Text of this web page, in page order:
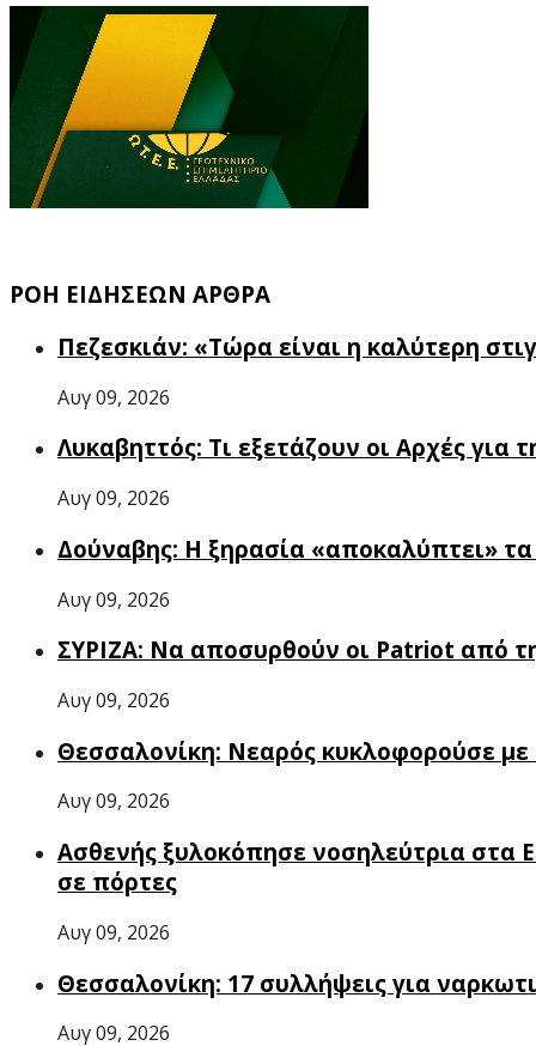
ΡΟΗ ΕΙΔΗΣΕΩΝ ΑΡΘΡΑ
Πεζεσκιάν: «Τώρα είναι η καλύτερη
Αυγ 09, 2026
Λυκαβηττός: Τι εξετάζουν οι Αρχές για
Αυγ 09, 2026
Δούναβης: Η ξηρασία «αποκαλύπτει»
Αυγ 09, 2026
ΣΥΡΙΖΑ: Να αποσυρθούν οι Patriot από
Αυγ 09, 2026
Θεσσαλονίκη: Νεαρός κυκλοφορούσε
Αυγ 09, 2026
Ασθενής ξυλοκόπησε νοσηλεύτρια στα
σε πόρτες
Αυγ 09, 2026
Θεσσαλονίκη: 17 συλλήψεις για
Αυγ 09, 2026